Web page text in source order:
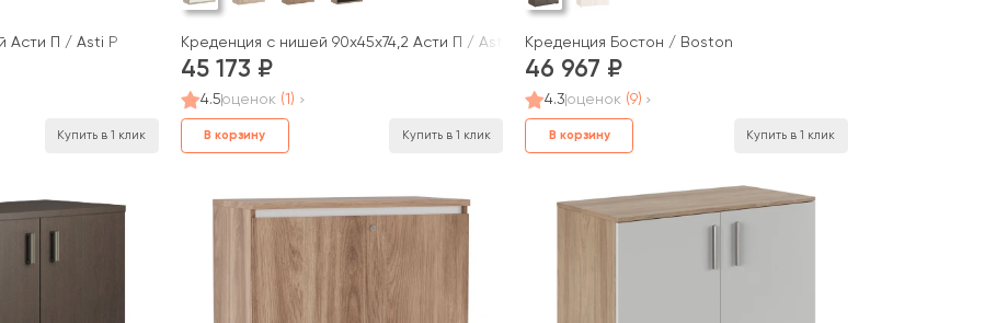
Асти П / Asti P
Купить в 1 клик
Креденция с нишей 90x45x74,2 Асти П / Asti P
45 173
4.5оценок (1)
В корзину Купить в 1 клик
Креденция Бостон / Boston
46 967
4.3оценок (9)
В корзину Купить в 1 клик